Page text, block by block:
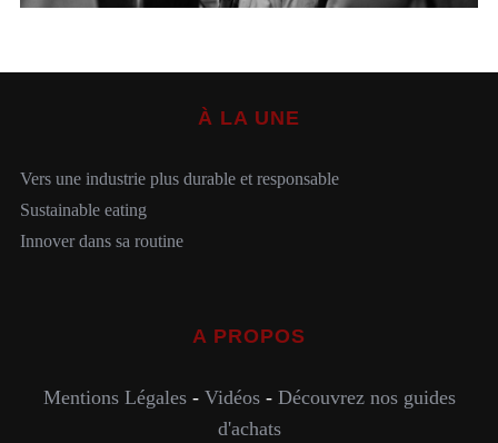
À LA UNE
Vers une industrie plus durable et responsable
Sustainable eating
Innover dans sa routine
A PROPOS
Mentions Légales- Vidéos- Découvrez nos guides
d'achats
e
r
: